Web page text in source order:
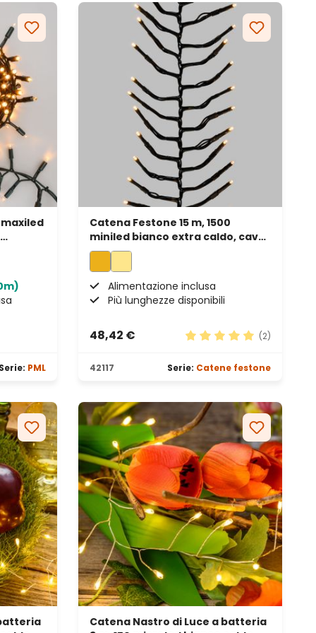
Serie: PML
Catena Festone 15 m, 1500
miniled bianco extra caldo, cavo
verde
Alimentazione inclusa
Più lunghezze disponibili
48,42 €
(2)
42117 Serie: Catene festone
Catena Nastro di Luce a batteria